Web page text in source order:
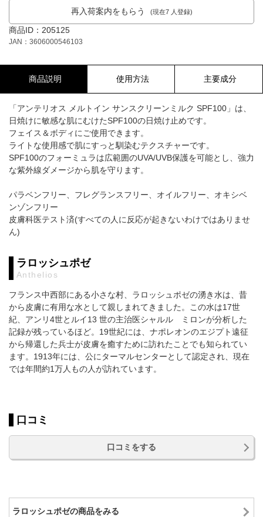
再入荷案内をもらう (現在7 人登録)
商品ID：205125
JAN：3606000546103
商品説明 使用方法 主要成分
「アンテリオス メルトイン サンスクリーンミルク SPF100」は、
日焼けに敏感な肌にむけたSPF100の日焼け止めです。
フェイス＆ボディにご使用できます。
ライトな使用感で肌にすっと馴染むテクスチャーです。
SPF100のフォーミュラは広範囲のUVA/UVB保護を可能とし、強力
な紫外線ダメージから肌を守ります。
パラベンフリー、フレグランスフリー、オイルフリー、オキシベ
ンゾンフリー
皮膚科医テスト済(すべての人に反応が起きないわけではありませ
ん)
ラロッシュポゼ
Anthelios
フランス中西部にある小さな村、ラロッシュポゼの湧き水は、昔
から皮膚に有用な水として親しまれてきました。この水は17世
紀、アンリ4世とルイ13 世の主治医シャルル ミロンが分析した
記録が残っているほど。19世紀には、ナポレオンのエジプト遠征
から帰還した兵士が皮膚を癒すために訪れたことでも知られてい
ます。1913年には、公にターマルセンターとして認定され、現在
では年間約1万人もの人が訪れています。
口コミ
口コミをする
ラロッシュポゼの商品をみる